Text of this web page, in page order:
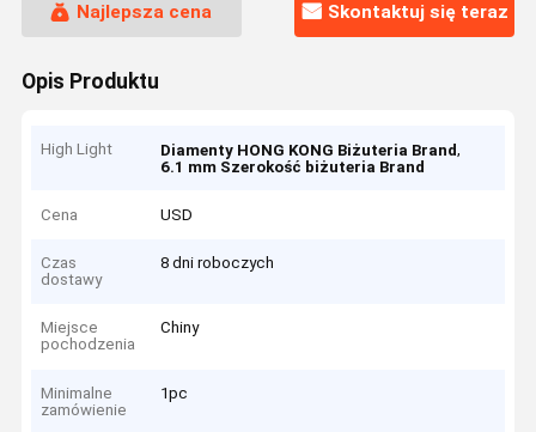
Najlepsza cena Skontaktuj się teraz
Opis Produktu
High Light Diamenty HONG KONG Biżuteria Brand,
6.1 mm Szerokość biżuteria Brand
Cena USD
Czas
dostawy
8 dni roboczych
Miejsce
pochodzenia
Chiny
Minimalne
zamówienie
1pc